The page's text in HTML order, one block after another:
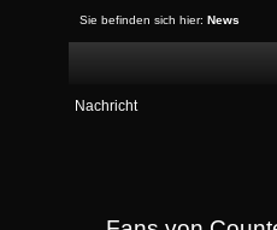
Sie befinden sich hier: News
Nachricht